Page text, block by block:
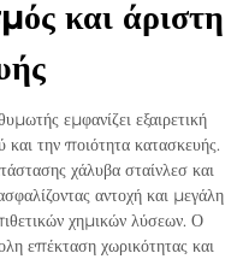
και άριστη
εμφανίζει εξαιρετική
την ποιότητα κατασκευής.
χάλυβα σταίνλεσ και
αντοχή και μεγάλη
χημικών λύσεων. Ο
επέκταση χωρικότητας και